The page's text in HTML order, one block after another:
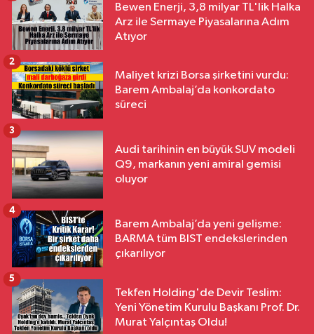
Bewen Enerji, 3,8 milyar TL'lik Halka
Arz ile Sermaye Piyasalarına Adım
Atıyor
Maliyet krizi Borsa şirketini vurdu:
Barem Ambalaj’da konkordato
süreci
2
Audi tarihinin en büyük SUV modeli
Q9, markanın yeni amiral gemisi
oluyor
3
Barem Ambalaj’da yeni gelişme:
BARMA tüm BIST endekslerinden
çıkarılıyor
4
Tekfen Holding'de Devir Teslim:
Yeni Yönetim Kurulu Başkanı Prof. Dr.
Murat Yalçıntaş Oldu!
5